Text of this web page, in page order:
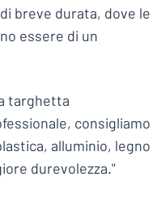
breve durata, dove le
essere di un
targhetta
consigliamo
alluminio, legno
durevolezza."